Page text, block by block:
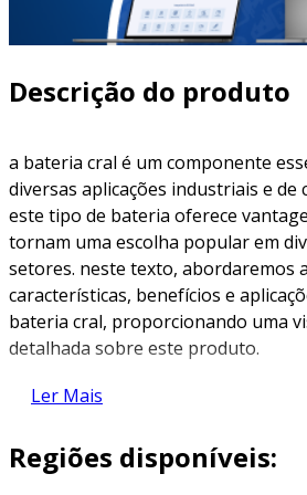
Descrição do produto
a bateria cral é um componente
diversas aplicações industriais e de
este tipo de bateria oferece
tornam uma escolha popular em
setores. neste texto, abordaremos
características, benefícios e
bateria cral, proporcionando uma
detalhada sobre este produto.
características da bateria
energia confiável e duradoura.
Ler Mais
Regiões disponíveis: